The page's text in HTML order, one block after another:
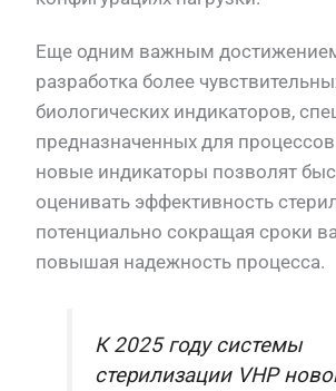
Еще одним важным
разработка более
биологических индикаторов,
предназначенных для процессов
новые индикаторы позволят
оценивать эффективность
потенциально сокращая сроки
повышая надежность процесса.
К 2025 году системы
стерилизации VHP